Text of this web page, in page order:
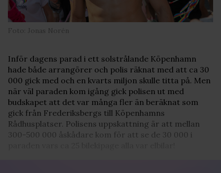
Foto: Jonas Norén
Inför dagens parad i ett solstrålande Köpenhamn
hade både arrangörer och polis räknat med att ca 30
000 gick med och en kvarts miljon skulle titta på. Men
när väl paraden kom igång gick polisen ut med
budskapet att det var många fler än beräknat som
gick från Frederiksbergs till Köpenhamns
Rådhusplatser. Polisens uppskattning är att mellan
300-500 000 åskådare kom för att se de 30 000 i